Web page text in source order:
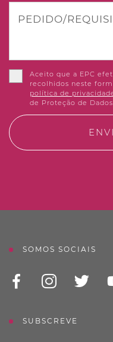
PEDIDO/
Aceito que a EPC
recolhidos neste
política de
de Proteção de
SOMOS SOCIAIS
SUBSCREVE